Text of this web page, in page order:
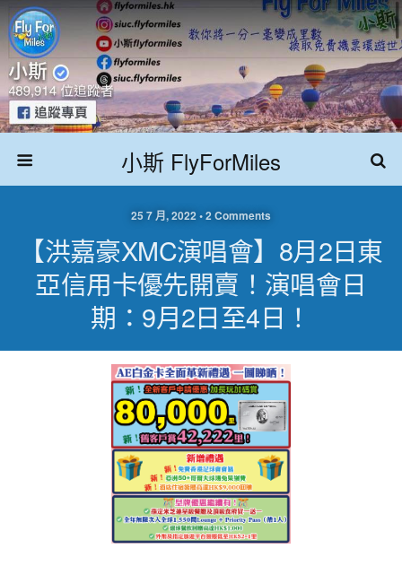
小斯 FlyForMiles
25 7 月, 2022 • 2 Comments
【洪嘉豪xMC演唱會】8月2日東
亞信用卡優先開賣！演唱會日
期：9月2日至4日！